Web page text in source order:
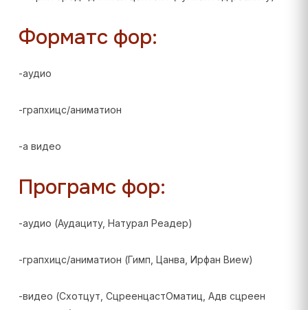
Форматс фор:
-аудио
-грапхицс/аниматион
-а видео
Програмс фор:
-аудио (Аудацитy, Натурал Реадер)
-грапхицс/аниматион (Гимп, Цанва, Ирфан Виеw)
-видео (Схотцут, СцреенцастОматиц, Адв сцреен